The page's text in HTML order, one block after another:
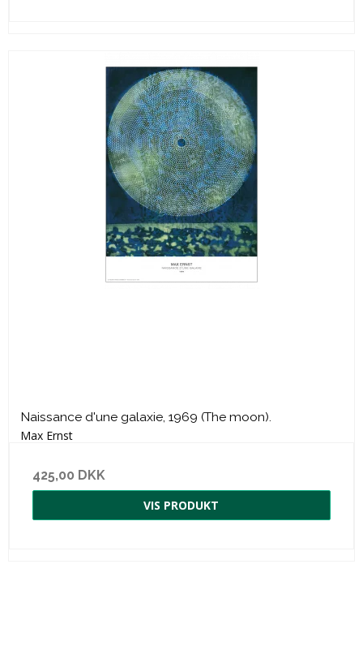
Naissance d'une galaxie, 1969 (The moon).
Max Ernst
425,00 DKK
VIS PRODUKT